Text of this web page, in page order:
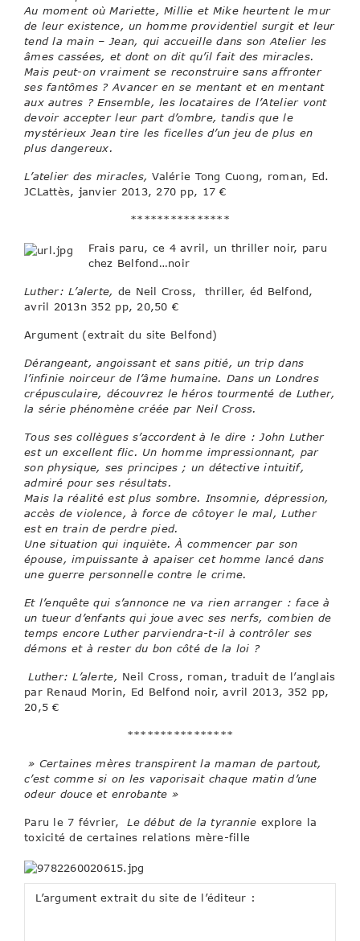
Au moment où Mariette, Millie et Mike heurtent le mur
de leur existence, un homme providentiel surgit et leur
tend la main – Jean, qui accueille dans son Atelier les
âmes cassées, et dont on dit qu’il fait des miracles.
Mais peut-on vraiment se reconstruire sans affronter
ses fantômes ? Avancer en se mentant et en mentant
aux autres ? Ensemble, les locataires de l’Atelier vont
devoir accepter leur part d’ombre, tandis que le
mystérieux Jean tire les ficelles d’un jeu de plus en
plus dangereux.
L’atelier des miracles,Valérie Tong Cuong, roman, Ed.
JCLattès, janvier 2013, 270 pp, 17 €
***************
Frais paru, ce 4 avril, un thriller noir, paru
chez Belfond…noir
Luther: L’alerte, de Neil Cross, thriller, éd Belfond,
avril 2013n 352 pp, 20,50 €
Argument (extrait du site Belfond)
Dérangeant, angoissant et sans pitié, un trip dans
l’infinie noirceur de l’âme humaine. Dans un Londres
crépusculaire, découvrez le héros tourmenté de Luther,
la série phénomène créée par Neil Cross.
Tous ses collègues s’accordent à le dire : John Luther
est un excellent flic. Un homme impressionnant, par
son physique, ses principes ; un détective intuitif,
admiré pour ses résultats.
Mais la réalité est plus sombre. Insomnie, dépression,
accès de violence, à force de côtoyer le mal, Luther
est en train de perdre pied.
Une situation qui inquiète. À commencer par son
épouse, impuissante à apaiser cet homme lancé dans
une guerre personnelle contre le crime.
Et l’enquête qui s’annonce ne va rien arranger : face à
un tueur d’enfants qui joue avec ses nerfs, combien de
temps encore Luther parviendra-t-il à contrôler ses
démons et à rester du bon côté de la loi ?
Luther: L’alerte, Neil Cross, roman, traduit de l’anglais
par Renaud Morin, Ed Belfond noir, avril 2013, 352 pp,
20,5 €
****************
» Certaines mères transpirent la maman de partout,
c’est comme si on les vaporisait chaque matin d’une
odeur douce et enrobante »
Paru le 7 février,Le début de la tyrannie explore la
toxicité de certaines relations mère-fille
L’argument extrait du site de l’éditeur :